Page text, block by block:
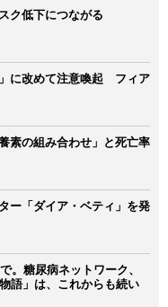
ク低下につながる
に改めて注意喚起 フィア
素の組み合わせ」と死亡率
ー「ダイア・ベティ」を発
。糖尿病ネットワーク、
語」は、これからも続い